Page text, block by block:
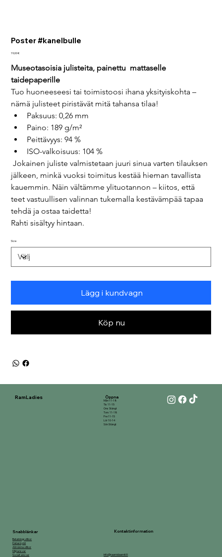
Poster #kanelbulle
Pris
19,00 €
Museotasoisia julisteita, painettu  mattaselle
taidepaperille
Tuo huoneeseesi tai toimistoosi ihana yksityiskohta –
nämä julisteet piristävät mitä tahansa tilaa!
Paksuus: 0,26 mm
Paino: 189 g/m²
Peittävyys: 94 %
ISO-valkoisuus: 104 %
Jokainen juliste valmistetaan juuri sinua varten tilauksen
jälkeen, minkä vuoksi toimitus kestää hieman tavallista
kauemmin. Näin vältämme ylituotannon – kiitos, että
teet vastuullisen valinnan tukemalla kestävämpää tapaa
tehdä ja ostaa taidetta!
Rahti sisältyy hintaan.
Size
Lägg i kundvagn
Köp nu
RamLadies
Betalningsvillkor
Dataskydd
Allmänna villkor
Miljöansvar
Socialt ansvar
Snabblänkar Kontaktinformation
info@raamidaamit.fi
Mån 11-18
Tis 11-15
Ons Stängt
Tors 11-18
Fre 11-15
Lör 10-14
Sön Stängt
Öppna